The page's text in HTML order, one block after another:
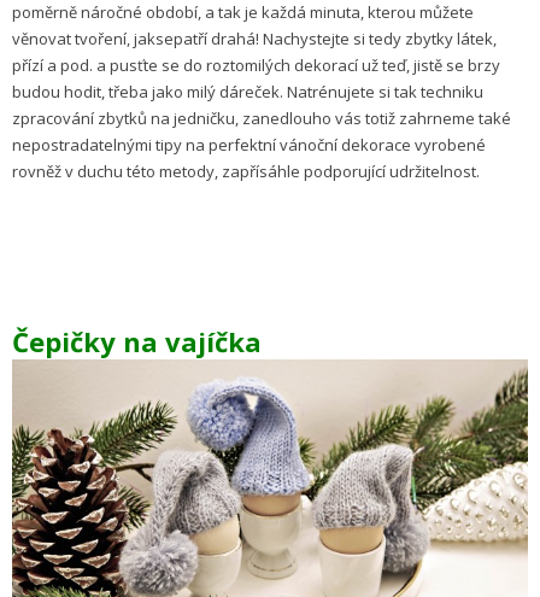
poměrně náročné období, a tak je každá minuta, kterou můžete
věnovat tvoření, jaksepatří drahá! Nachystejte si tedy zbytky látek,
přízí a pod. a pusťte se do roztomilých dekorací už teď, jistě se brzy
budou hodit, třeba jako milý dáreček. Natrénujete si tak techniku
zpracování zbytků na jedničku, zanedlouho vás totiž zahrneme také
nepostradatelnými tipy na perfektní vánoční dekorace vyrobené
rovněž v duchu této metody, zapřísáhle podporující udržitelnost.
Čepičky na vajíčka